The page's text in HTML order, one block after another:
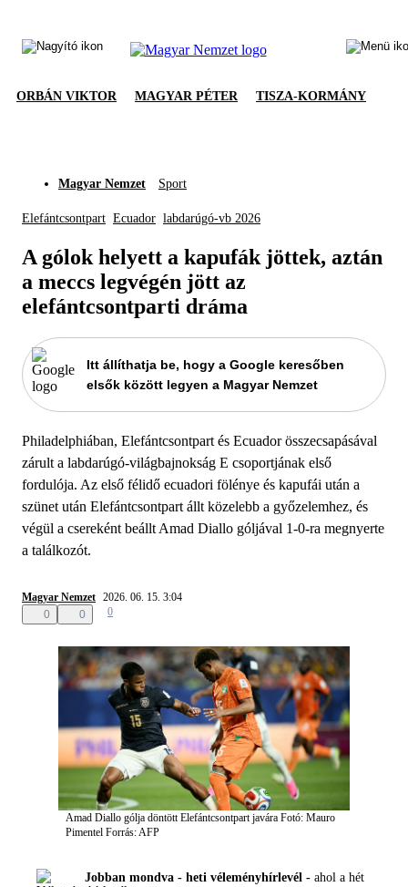
ORBÁN VIKTOR MAGYAR PÉTER TISZA-KORMÁNY
Magyar Nemzet Sport
Elefántcsontpart Ecuador labdarúgó-vb 2026
A gólok helyett a kapufák jöttek, aztán
a meccs legvégén jött az
elefántcsontparti dráma
Itt állíthatja be, hogy a Google keresőben
elsők között legyen a Magyar Nemzet
Philadelphiában, Elefántcsontpart és Ecuador összecsapásával
zárult a labdarúgó-világbajnokság E csoportjának első
fordulója. Az első félidő ecuadori fölénye és kapufái után a
szünet után Elefántcsontpart állt közelebb a győzelemhez, és
végül a csereként beállt Amad Diallo góljával 1-0-ra megnyerte
a találkozót.
Magyar Nemzet 2026. 06. 15. 3:04
0
0 0
Amad Diallo gólja döntött Elefántcsontpart javára Fotó: Mauro
Pimentel Forrás: AFP
Jobban mondva - heti véleményhírlevél - ahol a hét